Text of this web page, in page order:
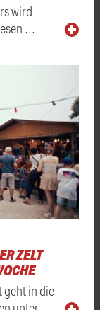
wird
…
ZELT
geht in die